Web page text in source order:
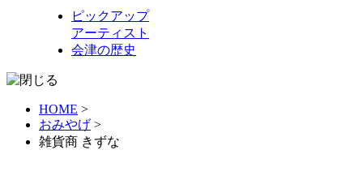
ピックアップ
アーティスト
会津の歴史
HOME >
おみやげ >
雑貨商 きずな